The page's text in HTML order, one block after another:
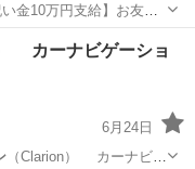
金10万円支給】お友達
なしでプライベート充
社員登用制度あり★1食
カーナビゲーショ
6月24日
（Clarion） カーナビゲ